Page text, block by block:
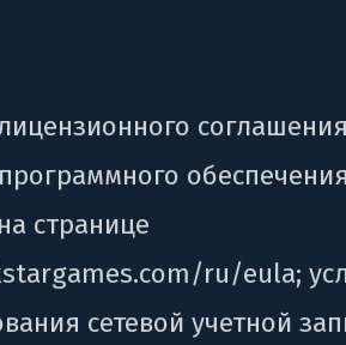
странице
ru/eula;
сетевой учетной